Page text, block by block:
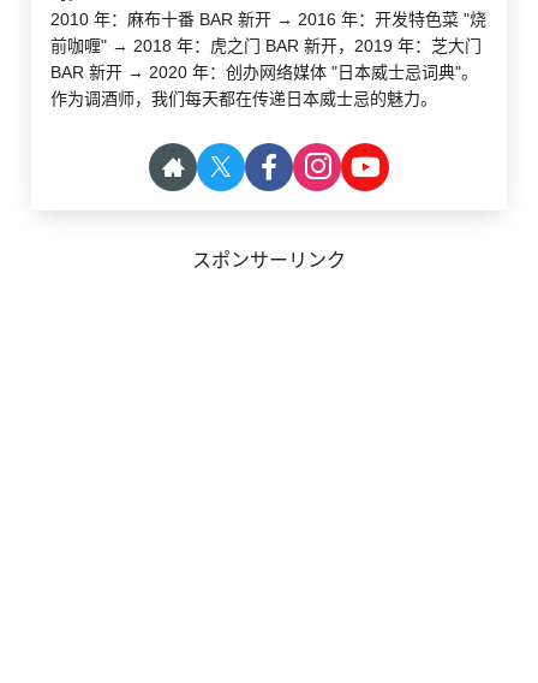
2010 年：麻布十番 BAR 新开 → 2016 年：开发特色菜 "烧
前咖喱" → 2018 年：虎之门 BAR 新开，2019 年：芝大门
BAR 新开 → 2020 年：创办网络媒体 "日本威士忌词典"。
作为调酒师，我们每天都在传递日本威士忌的魅力。
スポンサーリンク